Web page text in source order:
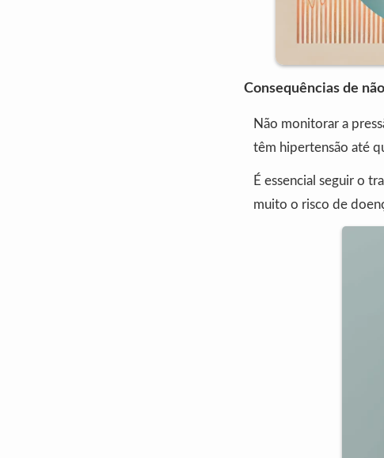
Consequências de
Não monitorar a
têm hipertensão até
É essencial seguir o
muito o risco de